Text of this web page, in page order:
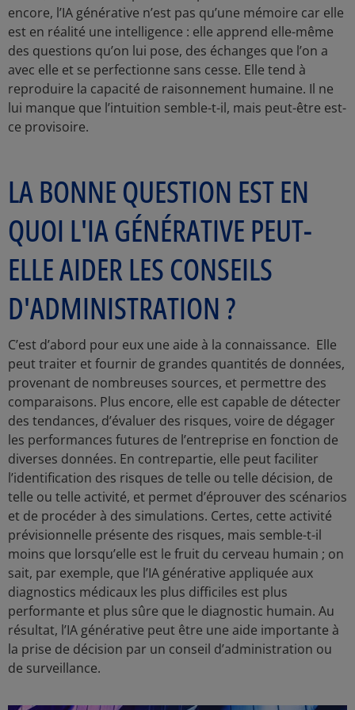
encore, l’IA générative n’est pas qu’une mémoire car elle
est en réalité une intelligence : elle apprend elle-même
des questions qu’on lui pose, des échanges que l’on a
avec elle et se perfectionne sans cesse. Elle tend à
reproduire la capacité de raisonnement humaine. Il ne
lui manque que l’intuition semble-t-il, mais peut-être est-
ce provisoire.
LA BONNE QUESTION EST EN
QUOI L'IA GÉNÉRATIVE PEUT-
ELLE AIDER LES CONSEILS
D'ADMINISTRATION ?
C’est d’abord pour eux une aide à la connaissance. Elle
peut traiter et fournir de grandes quantités de données,
provenant de nombreuses sources, et permettre des
comparaisons. Plus encore, elle est capable de détecter
des tendances, d’évaluer des risques, voire de dégager
les performances futures de l’entreprise en fonction de
diverses données. En contrepartie, elle peut faciliter
l’identification des risques de telle ou telle décision, de
telle ou telle activité, et permet d’éprouver des scénarios
et de procéder à des simulations. Certes, cette activité
prévisionnelle présente des risques, mais semble-t-il
moins que lorsqu’elle est le fruit du cerveau humain ; on
sait, par exemple, que l’IA générative appliquée aux
diagnostics médicaux les plus difficiles est plus
performante et plus sûre que le diagnostic humain. Au
résultat, l’IA générative peut être une aide importante à
la prise de décision par un conseil d’administration ou
de surveillance.